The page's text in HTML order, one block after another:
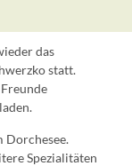
das
statt.
Dorchesee.
Spezialitäten